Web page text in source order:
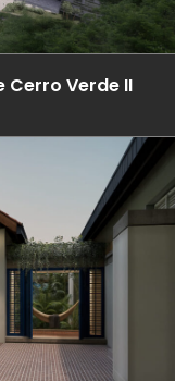
Cerro Verde II